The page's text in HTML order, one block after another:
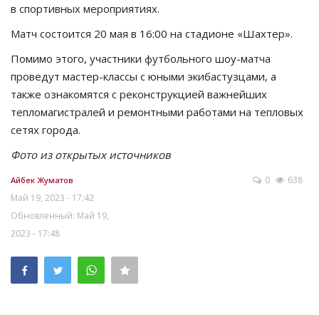
в спортивных мероприятиях.
Матч состоится 20 мая в 16:00 на стадионе «Шахтер».
Помимо этого, участники футбольного шоу-матча
проведут мастер-классы с юными экибастузцами, а
также ознакомятся с реконструкцией важнейших
тепломагистралей и ремонтными работами на тепловых
сетях города.
Фото из открытых источников
Айбек Жуматов
Май 19, 2023 - 17:42
Обновленный: Май 19,
2023 - 17:48
0 638